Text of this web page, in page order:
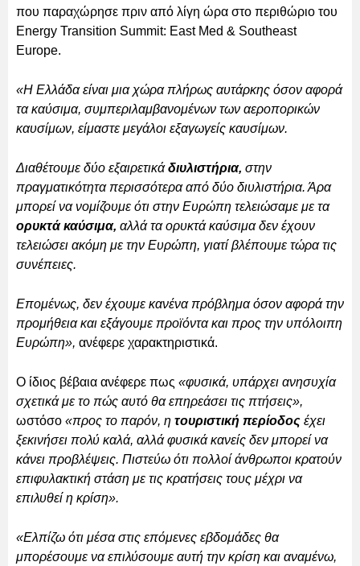
που παραχώρησε πριν από λίγη ώρα στο περιθώριο του
Energy Transition Summit: East Med & Southeast
Europe.
«Η Ελλάδα είναι μια χώρα πλήρως αυτάρκης όσον αφορά
τα καύσιμα, συμπεριλαμβανομένων των αεροπορικών
καυσίμων, είμαστε μεγάλοι εξαγωγείς καυσίμων.
Διαθέτουμε δύο εξαιρετικάδιυλιστήρια, στην
πραγματικότητα περισσότερα από δύο διυλιστήρια. Άρα
μπορεί να νομίζουμε ότι στην Ευρώπη τελειώσαμε με τα
ορυκτά καύσιμα, αλλά τα ορυκτά καύσιμα δεν έχουν
τελειώσει ακόμη με την Ευρώπη, γιατί βλέπουμε τώρα τις
συνέπειες.
Επομένως, δεν έχουμε κανένα πρόβλημα όσον αφορά την
προμήθεια και εξάγουμε προϊόντα και προς την υπόλοιπη
Ευρώπη», ανέφερε χαρακτηριστικά.
Ο ίδιος βέβαια ανέφερε πως «φυσικά, υπάρχει ανησυχία
σχετικά με το πώς αυτό θα επηρεάσει τις πτήσεις»,
ωστόσο «προς το παρόν, η τουριστική περίοδος έχει
ξεκινήσει πολύ καλά, αλλά φυσικά κανείς δεν μπορεί να
κάνει προβλέψεις. Πιστεύω ότι πολλοί άνθρωποι κρατούν
επιφυλακτική στάση με τις κρατήσεις τους μέχρι να
επιλυθεί η κρίση».
«Ελπίζω ότι μέσα στις επόμενες εβδομάδες θα
μπορέσουμε να επιλύσουμε αυτή την κρίση και αναμένω,